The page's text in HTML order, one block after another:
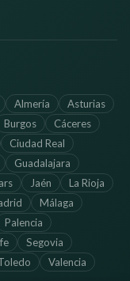
Almería
Asturias
Burgos
Cáceres
Ciudad Real
Guadalajara
Jaén
La Rioja
Málaga
Palencia
Segovia
Valencia